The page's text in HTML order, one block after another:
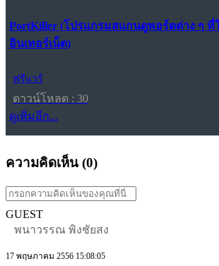
PortKiller (โปรแกรมสแกนดูพอร์ตต่าง ๆ ที่
อินเทอร์เน็ต)
ฟรีแวร์
ดาวน์โหลด : 30
ดูเพิ่มอีก...
ความคิดเห็น (0)
GUEST
พนาวรรณ พิงชัยสง
17 พฤษภาคม 2556 15:08:05